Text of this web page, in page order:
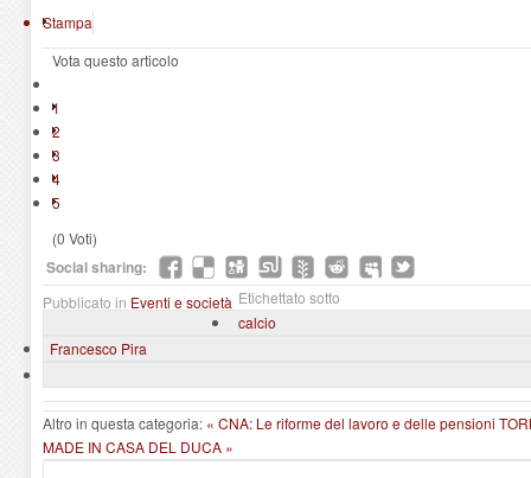
Stampa
Vota questo articolo
1
2
3
4
5
(0 Voti)
Social sharing:
Pubblicato in Eventi e società Etichettato sotto
calcio
Francesco Pira
Altro in questa categoria: « CNA: Le riforme del lavoro e delle pensioni
MADE IN CASA DEL DUCA »